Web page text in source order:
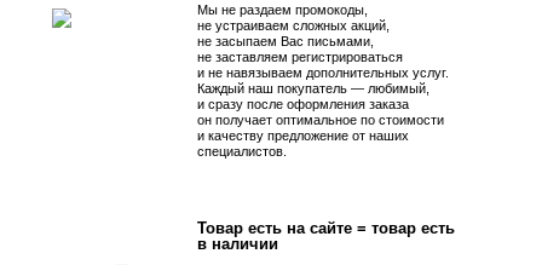
Мы не раздаем промокоды,
не устраиваем сложных акций,
не засыпаем Вас письмами,
не заставляем регистрироваться
и не навязываем дополнительных услуг.
Каждый наш покупатель — любимый,
и сразу после оформления заказа
он получает оптимальное по стоимости
и качеству предложение от наших
специалистов.
Товар есть на сайте = товар есть
в наличии